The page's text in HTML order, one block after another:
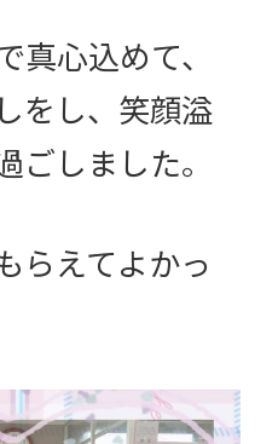
真心込めて、
をし、笑顔溢
ごしました。
らえてよかっ